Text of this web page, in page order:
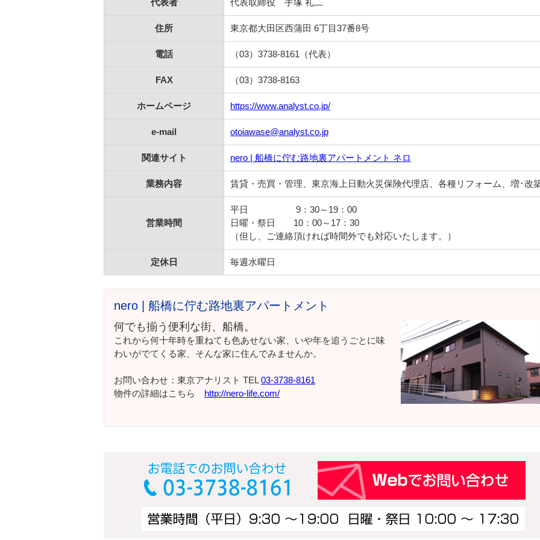
代表者 代表取締役 手塚 礼二
住所 東京都大田区西蒲田 6丁目37番8号
電話 （03）3738-8161（代表）
FAX （03）3738-8163
ホームページ https://www.analyst.co.jp/
e-mail otoiawase@analyst.co.jp
関連サイト nero | 船橋に佇む路地裏アパートメント ネロ
業務内容 賃貸・売買・管理、東京海上日動火災保険代理店、各種リフォーム、増･改
営業時間
平日 9：30～19：00
日曜・祭日 10：00～17：30
（但し、ご連絡頂ければ時間外でも対応いたします。）
定休日 毎週水曜日
nero | 船橋に佇む路地裏アパートメント
何でも揃う便利な街、船橋。
これから何十年時を重ねても色あせない家、いや年を追うごとに味
わいがでてくる家、そんな家に住んでみませんか。
お問い合わせ：東京アナリスト TEL03-3738-8161
物件の詳細はこちら http://nero-life.com/